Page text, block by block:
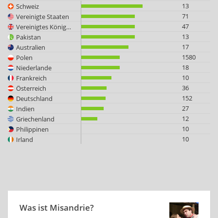
Schweiz
13
Vereinigte Staaten
71
Vereinigtes Königreich
47
Pakistan
13
Australien
17
Polen
1580
Niederlande
18
Frankreich
10
Österreich
36
Deutschland
152
Indien
27
Griechenland
12
Philippinen
10
Irland
10
Was ist Misandrie?